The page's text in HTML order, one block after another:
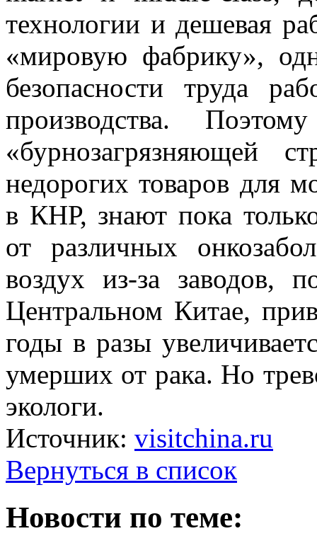
технологии и дешевая
«мировую фабрику»,
безопасности труда
производства.
«бурнозагрязняющей
недорогих товаров для
в КНР, знают пока
от различных
воздух из-за заводов,
Центральном Китае,
годы в разы
умерших от рака. Но
экологи.
Источник: visitchina.ru
Вернуться в список
Новости по теме: